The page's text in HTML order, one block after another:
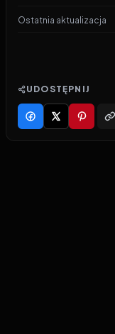
Ostatnia aktualizacja
UDOSTĘPNIJ